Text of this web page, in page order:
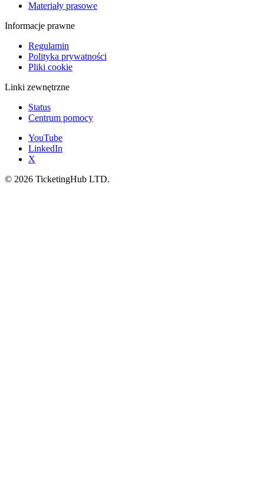
Materiały prasowe
Informacje prawne
Regulamin
Polityka prywatności
Pliki cookie
Linki zewnętrzne
Status
Centrum pomocy
YouTube
LinkedIn
X
© 2026 TicketingHub LTD.